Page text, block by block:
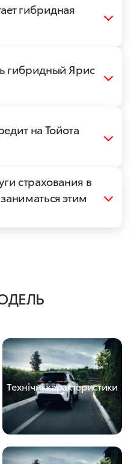
гибридная
гибридный Ярис
на Тойота
страхования в
этим
Технічні характеристики